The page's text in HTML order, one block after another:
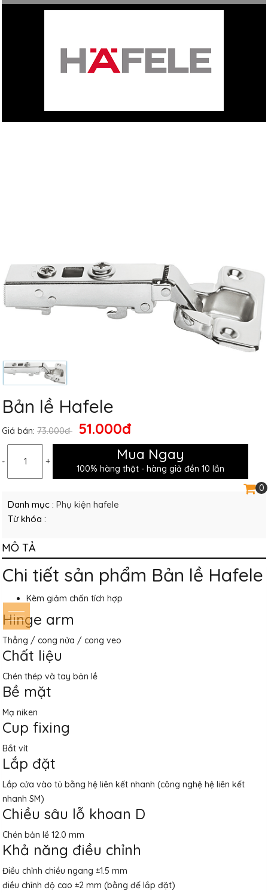
0
Bản lề Hafele
Giá bán: 73.000đ 51.000đ
- + Mua Ngay
100% hàng thật - hàng giả đền 10 lần
Danh mục : Phụ kiện hafele
Từ khóa :
MÔ TẢ
Chi tiết sản phẩm Bản lề Hafele
Kèm giảm chấn tích hợp
Hinge arm
Thẳng / cong nửa / cong veo
Chất liệu
Chén thép và tay bản lề
Bề mặt
Mạ niken
Cup fixing
Bắt vít
Lắp đặt
Lắp cửa vào tủ bằng hệ liên kết nhanh (công nghệ hệ liên kết
nhanh SM)
Chiều sâu lỗ khoan D
Chén bản lề 12.0 mm
Khả năng điều chỉnh
Điều chỉnh chiều ngang ±1.5 mm
điều chỉnh độ cao ±2 mm (bằng đế lắp đặt)